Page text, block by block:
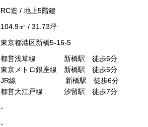
RC造 / 地上5階建
104.9㎡ / 31.73坪
東京都港区新橋5-16-5
都営浅草線 新橋駅 徒歩6分
東京メトロ銀座線 新橋駅 徒歩6分
JR線 新橋駅 徒歩6分
都営大江戸線 汐留駅 徒歩7分
-
-